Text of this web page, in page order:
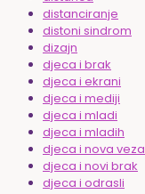
distanciranje
distoni sindrom
dizajn
djeca i brak
djeca i ekrani
djeca i mediji
djeca i mladi
djeca i mladih
djeca i nova veza
djeca i novi brak
djeca i odrasli